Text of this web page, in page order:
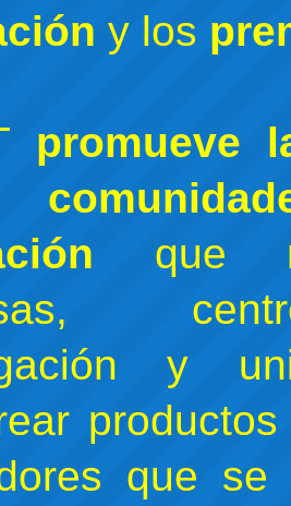
y los
promueve
que
y
que se